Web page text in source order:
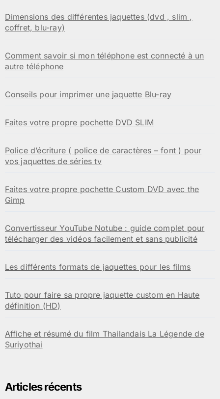
Dimensions des différentes jaquettes (dvd , slim ,
coffret, blu-ray)
Comment savoir si mon téléphone est connecté à un
autre téléphone
Conseils pour imprimer une jaquette Blu-ray
Faites votre propre pochette DVD SLIM
Police d’écriture ( police de caractères – font ) pour
vos jaquettes de séries tv
Faites votre propre pochette Custom DVD avec the
Gimp
Convertisseur YouTube Notube : guide complet pour
télécharger des vidéos facilement et sans publicité
Les différents formats de jaquettes pour les films
Tuto pour faire sa propre jaquette custom en Haute
définition (HD)
Affiche et résumé du film Thailandais La Légende de
Suriyothai
Articles récents